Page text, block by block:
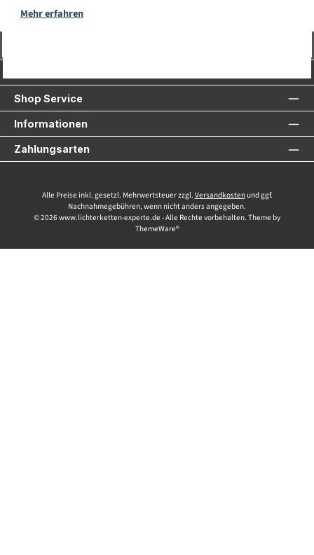
Mehr erfahren
Shop Service
Informationen
Zahlungsarten
Alle Preise inkl. gesetzl. Mehrwertsteuer zzgl. Versandkostenund ggf.
Nachnahmegebühren, wenn nicht anders angegeben.
© 2026 www.lichterketten-experte.de - Alle Rechte vorbehalten. Theme by
ThemeWare®